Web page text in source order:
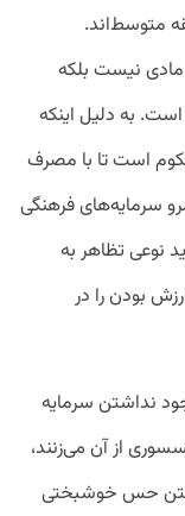
متوسط‌اند.
مادی نیست بلکه
به‌ دلیل اینکه
است تا با مصرف
سرمایه‌های فرهنگی
نوعی تظاهر به
بودن را در
نداشتن سرمایه
از آن می‌زنند،
حس خوشبختی